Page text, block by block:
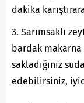
dakika
3. Sarımsaklı
bardak makarna
sakladığınız
edebilirsiniz,